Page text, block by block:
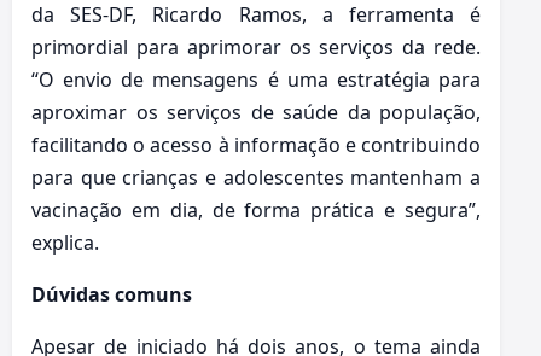
da SES-DF, Ricardo Ramos, a ferramenta é
primordial para aprimorar os serviços da rede.
“O envio de mensagens é uma estratégia para
aproximar os serviços de saúde da população,
facilitando o acesso à informação e contribuindo
para que crianças e adolescentes mantenham a
vacinação em dia, de forma prática e segura”,
explica.
Dúvidas comuns
Apesar de iniciado há dois anos, o tema ainda